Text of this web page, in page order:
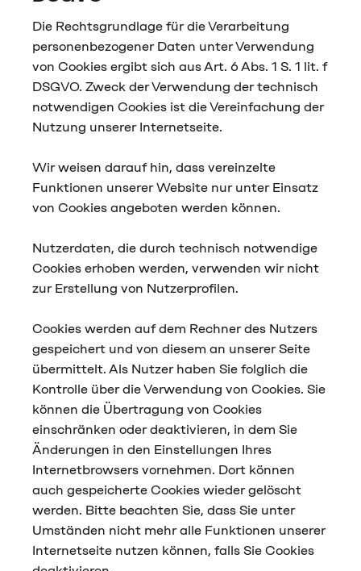
Die Rechtsgrundlage für die Verarbeitung
personenbezogener Daten unter Verwendung
von Cookies ergibt sich aus Art. 6 Abs. 1 S. 1 lit. f
DSGVO. Zweck der Verwendung der technisch
notwendigen Cookies ist die Vereinfachung der
Nutzung unserer Internetseite.
Wir weisen darauf hin, dass vereinzelte
Funktionen unserer Website nur unter Einsatz
von Cookies angeboten werden können.
Nutzerdaten, die durch technisch notwendige
Cookies erhoben werden, verwenden wir nicht
zur Erstellung von Nutzerprofilen.
Cookies werden auf dem Rechner des Nutzers
gespeichert und von diesem an unserer Seite
übermittelt. Als Nutzer haben Sie folglich die
Kontrolle über die Verwendung von Cookies. Sie
können die Übertragung von Cookies
einschränken oder deaktivieren, in dem Sie
Änderungen in den Einstellungen Ihres
Internetbrowsers vornehmen. Dort können
auch gespeicherte Cookies wieder gelöscht
werden. Bitte beachten Sie, dass Sie unter
Umständen nicht mehr alle Funktionen unserer
Internetseite nutzen können, falls Sie Cookies